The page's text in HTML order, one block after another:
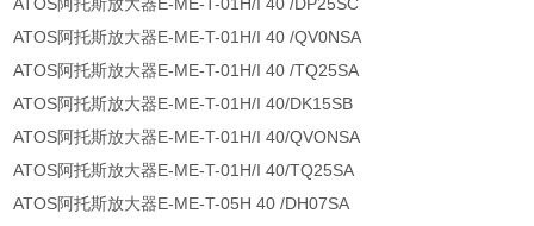
ATOS阿托斯放大器E-ME-T-01H/I 40 /QV0NSA
ATOS阿托斯放大器E-ME-T-01H/I 40 /TQ25SA
ATOS阿托斯放大器E-ME-T-01H/I 40/DK15SB
ATOS阿托斯放大器E-ME-T-01H/I 40/QVONSA
ATOS阿托斯放大器E-ME-T-01H/I 40/TQ25SA
ATOS阿托斯放大器E-ME-T-05H 40 /DH07SA